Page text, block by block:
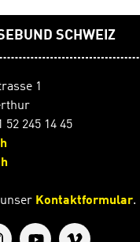
SCHWEIZ
1
52 245 14 45
Kontaktformular.